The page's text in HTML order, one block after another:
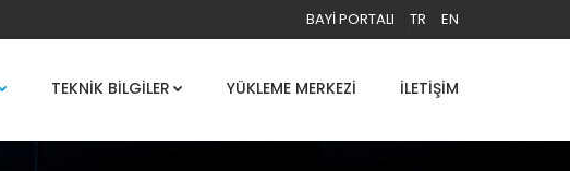
BAYI PORTALI TR EN
TEKNIK BILGILER YÜKLEME MERKEZI İLETIŞIM